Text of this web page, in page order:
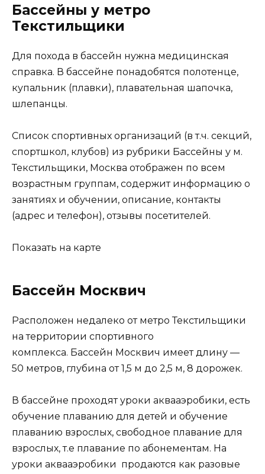
Бассейны у метро
Текстильщики
Для похода в бассейн нужна медицинская
справка. В бассейне понадобятся полотенце,
купальник (плавки), плавательная шапочка,
шлепанцы.
Список спортивных организаций (в т.ч. секций,
спортшкол, клубов) из рубрики Бассейны у м.
Текстильщики, Москва отображен по всем
возрастным группам, содержит информацию о
занятиях и обучении, описание, контакты
(адрес и телефон), отзывы посетителей.
Показать на карте
Бассейн Москвич
Расположен недалеко от метро Текстильщики
на территории спортивного
комплекса. Бассейн Москвич имеет длину —
50 метров, глубина от 1,5 м до 2,5 м, 8 дорожек.
В бассейне проходят уроки аквааэробики, есть
обучение плаванию для детей и обучение
плаванию взрослых, свободное плавание для
взрослых, т.е плавание по абонементам. На
уроки аквааэробики продаются как разовые